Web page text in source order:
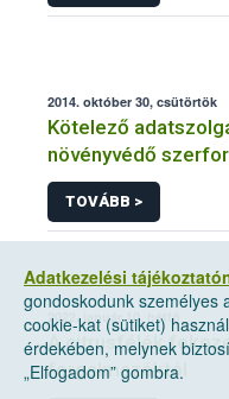
2014. október 30, csütörtök
Kötelező
növényvédő
TOVÁBB >
2022. január 10, hétfő
A citrusfélék
forgalmazóktól
Adatkezelési
gondoskodunk személyes
cookie-kat (sütiket)
érdekében, melynek
„Elfogadom” gombra.